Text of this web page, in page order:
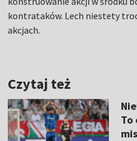
kontrataków. Lech niestety
akcjach.
Czytaj też
To